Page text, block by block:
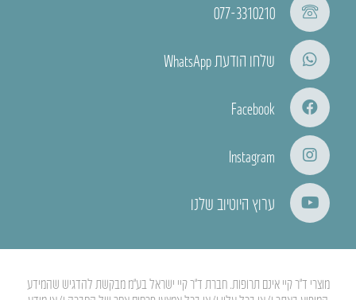
077-3310210
שלחו הודעת WhatsApp
Facebook
Instagram
ערוץ היוטיוב שלנו
מוצרי ד”ר קיי אינם תרופות. חברת ד”ר קיי ישראל בע”מ מבקשת להדגיש שהמידע